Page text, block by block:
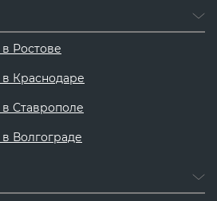
Ростове
Краснодаре
Ставрополе
Волгограде